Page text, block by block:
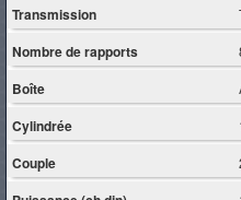
Transmission
Nombre de rapports
Boîte
Cylindrée
Couple